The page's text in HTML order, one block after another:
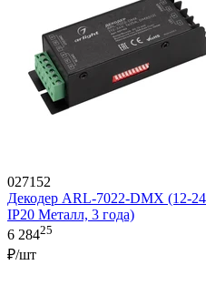
027152
Декодер ARL-7022-DMX (12-
IP20 Металл, 3 года)
6 28425
₽/шт